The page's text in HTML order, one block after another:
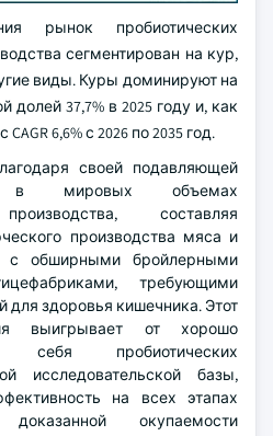
рынок пробиотических
сегментирован на кур,
виды. Куры доминируют на
долей 37,7% в 2025 году и, как
6,6% с 2026 по 2035 год.
своей подавляющей
в мировых объемах
составляя
производства мяса и
обширными бройлерными
требующими
здоровья кишечника. Этот
выигрывает от хорошо
себя пробиотических
исследовательской базы,
на всех этапах
окупаемости